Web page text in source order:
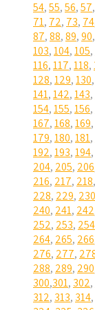
54,55,56,57,
71, 72, 73, 74
87,88,89,90,
103,104,105,
116,117,118,
128,129,130,
141,142,143,
154,155,156,
167,168,169,
179,180,181,
192,193,194,
204, 205, 206
216, 217, 218,
228, 229, 230
240, 241, 242
252, 253, 254
264, 265, 266
276, 277,
288, 289, 290
300,301, 302,
312, 313, 314,